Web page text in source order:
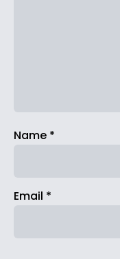
Name *
Email *